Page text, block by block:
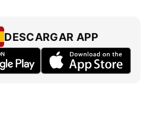
DESCARGAR APP